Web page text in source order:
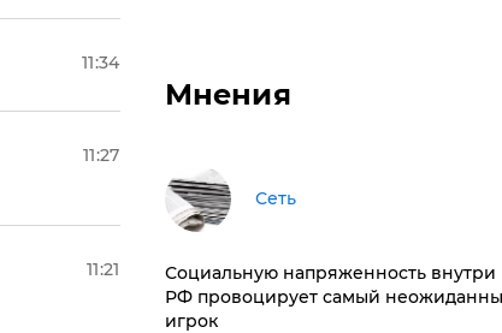
11:34
11:27
11:21
Мнения
Сеть
Социальную напряженность внутри
РФ провоцирует самый
игрок